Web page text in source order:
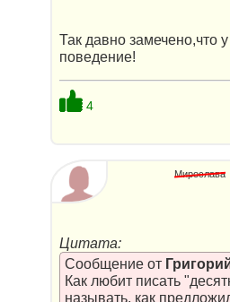
Так давно замечено,что
поведение!
4
Мирослава
Цитата:
Сообщение от
Как любит писать
называть, как